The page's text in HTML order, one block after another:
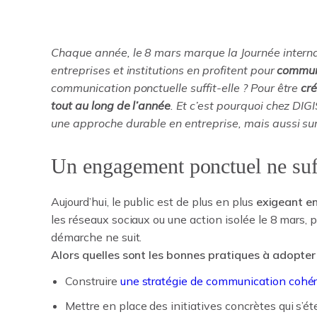
Chaque année, le 8 mars marque la Journée
entreprises et institutions en profitent pour
communication ponctuelle suffit-elle ? Pour être
tout au long de l’année. Et c’est pourquoi chez
une approche durable en entreprise, mais aussi
Un engagement ponctuel ne
Aujourd’hui, le public est de plus en plus exigeant
les réseaux sociaux ou une action isolée le 8 mars,
démarche ne suit.
Alors quelles sont les bonnes pratiques à adopter
Construire une stratégie de communication
Mettre en place des initiatives concrètes qui